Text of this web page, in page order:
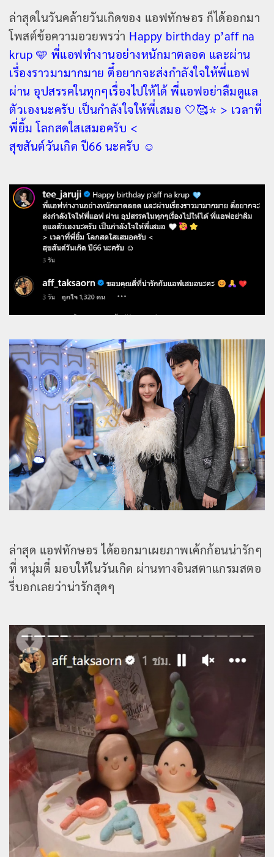
ล่าสุดในวันคล้ายวันเกิดของ แอฟทักษอร ก็ได้ออกมา
โพสต์ข้อความอวยพรว่า Happy birthday p’aff na
krup 🩵 พี่แอฟทำงานอย่างหนักมาตลอด และผ่าน
เรื่องราวมามากมาย ตี๋อยากจะส่งกำลังใจให้พี่แอฟ
ผ่าน อุปสรรคในทุกๆเรื่องไปให้ได้ พี่แอฟอย่าลืมดูแล
ตัวเองนะครับ เป็นกำลังใจให้พี่เสมอ 🤍🥰⭐️ > เวลาที่
พี่ยิ้ม โลกสดใสเสมอครับ <
สุขสันต์วันเกิด ปี66 นะครับ ☺️
ล่าสุด แอฟทักษอร ได้ออกมาเผยภาพเค้กก้อนน่ารักๆ
ที่ หนุ่มตี๋ มอบให้ในวันเกิด ผ่านทางอินสตาแกรมสตอ
รี่บอกเลยว่าน่ารักสุดๆ